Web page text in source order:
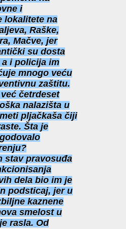
i
lokalitete na
Raške,
Mačve, jer
su dosta
i policija im
mnogo veću
zaštitu.
četrdeset
nalazišta u
pljačkaša čiji
Šta je
stav pravosuđa
dela bio im je
podsticaj, jer u
kaznene
smelost u
rasla. Od